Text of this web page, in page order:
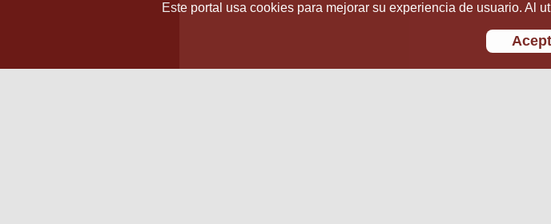
Este portal usa cookies para mejorar su experiencia de usuario. Al